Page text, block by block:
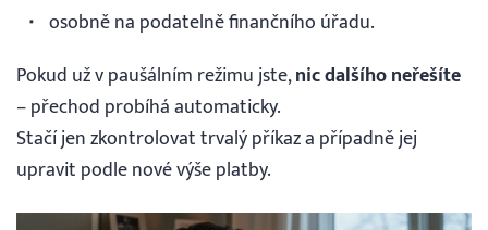
osobně na podatelně finančního úřadu.
Pokud už v paušálním režimu jste,nic dalšího neřešíte
– přechod probíhá automaticky.
Stačí jen zkontrolovat trvalý příkaz a případně jej
upravit podle nové výše platby.